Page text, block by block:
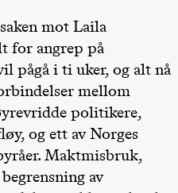
mot Laila
for angrep på
pågå i ti uker, og alt nå
mellom
politikere,
og ett av Norges
Maktmisbruk,
av